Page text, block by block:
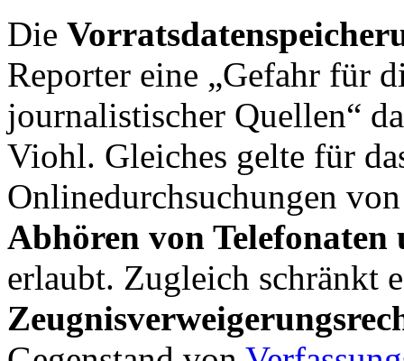
Die
Reporter eine „Gefahr für
journalistischer Quellen“
Viohl. Gleiches gelte für
Onlinedurchsuchungen
Abhören von
erlaubt. Zugleich schränkt